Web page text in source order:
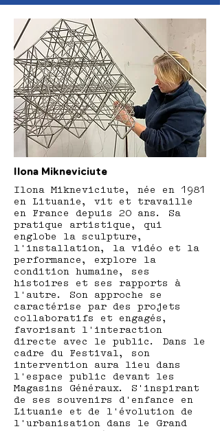
Ilona Mikneviciute
Ilona Mikneviciute, née en 1981
en Lituanie, vit et travaille
en France depuis 20 ans. Sa
pratique artistique, qui
englobe la sculpture,
l'installation, la vidéo et la
performance, explore la
condition humaine, ses
histoires et ses rapports à
l'autre. Son approche se
caractérise par des projets
collaboratifs et engagés,
favorisant l'interaction
directe avec le public. Dans le
cadre du Festival, son
intervention aura lieu dans
l'espace public devant les
Magasins Généraux. S'inspirant
de ses souvenirs d'enfance en
Lituanie et de l'évolution de
l'urbanisation dans le Grand